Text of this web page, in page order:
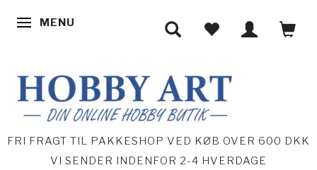
SKIFTE NAVIGATION
MENU
FRI FRAGT TIL PAKKESHOP VED KØB OVER 600 DKK
VI SENDER INDENFOR 2-4 HVERDAGE